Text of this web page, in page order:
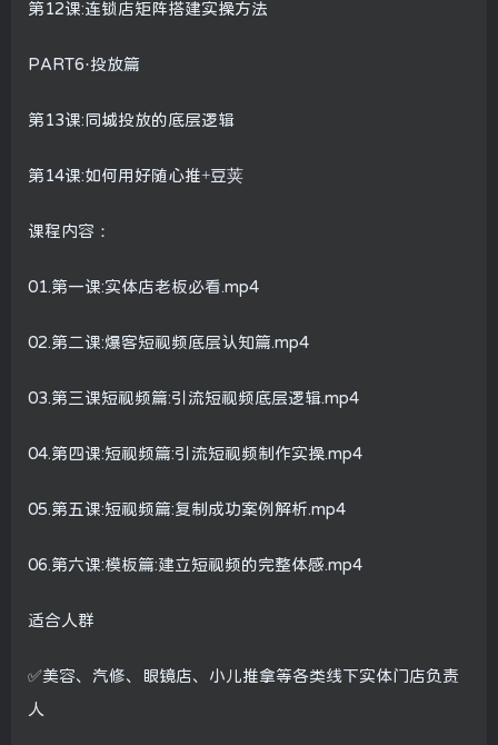
第12课:连锁店矩阵搭建实操方法
PART6·投放篇
第13课:同城投放的底层逻辑
第14课:如何用好随心推+豆荚
课程内容：
01.第一课:实体店老板必看.mp4
02.第二课:爆客短视频底层认知篇.mp4
03.第三课短视频篇:引流短视频底层逻辑.mp4
04.第四课:短视频篇:引流短视频制作实操.mp4
05.第五课:短视频篇:复制成功案例解析.mp4
06.第六课:模板篇:建立短视频的完整体感.mp4
适合人群
✅美容、汽修、眼镜店、小儿推拿等各类线下实体门店负责
人